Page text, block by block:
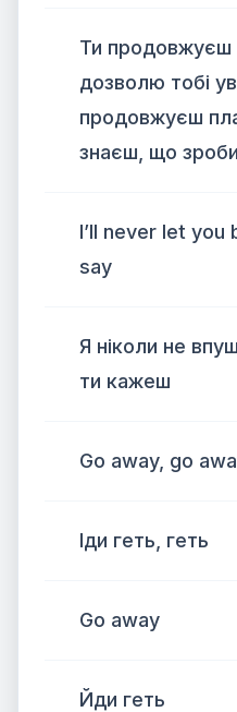
Ти продовжуєш
дозволю тобі
продовжуєш
знаєш, що
I’ll never let you
say
Я ніколи не
ти кажеш
Go away, go
Іди геть, геть
Go away
Йди геть